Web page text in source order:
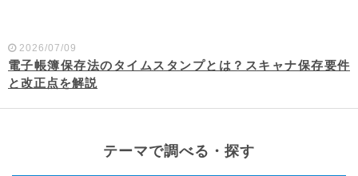
2026/07/09
電子帳簿保存法のタイムスタンプとは？スキャナ保存要件
と改正点を解説
テーマで調べる・探す